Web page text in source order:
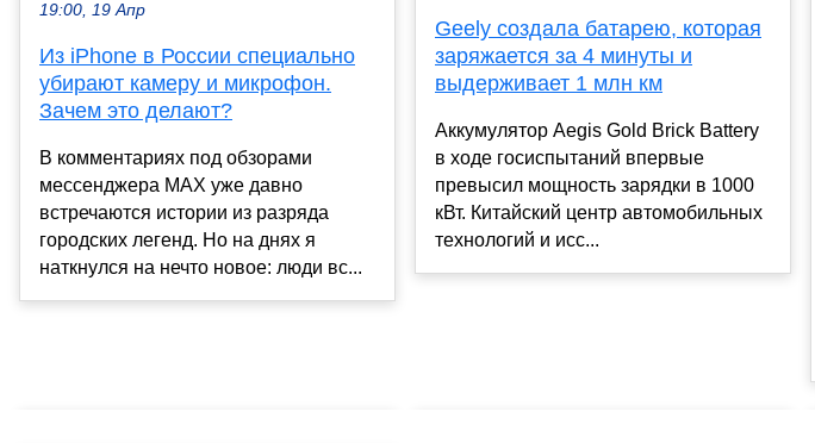
19:00, 19 Апр
Из iPhone в России специально
убирают камеру и микрофон.
Зачем это делают?
В комментариях под обзорами
мессенджера MAX уже давно
встречаются истории из разряда
городских легенд. Но на днях я
наткнулся на нечто новое: люди вс...
Geely создала батарею, которая
заряжается за 4 минуты и
выдерживает 1 млн км
Аккумулятор Aegis Gold Brick Battery
в ходе госиспытаний впервые
превысил мощность зарядки в 1000
кВт. Китайский центр автомобильных
технологий и исс...